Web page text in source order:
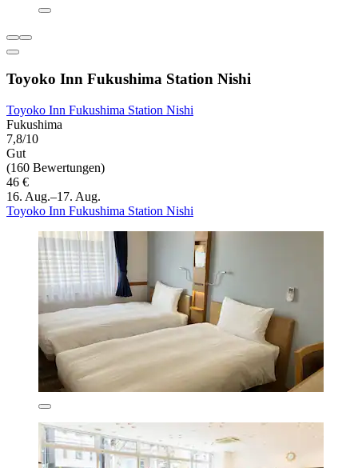
Toyoko Inn Fukushima Station Nishi
Toyoko Inn Fukushima Station Nishi
Fukushima
7,8/10
Gut
(160 Bewertungen)
46 €
16. Aug.–17. Aug.
Toyoko Inn Fukushima Station Nishi